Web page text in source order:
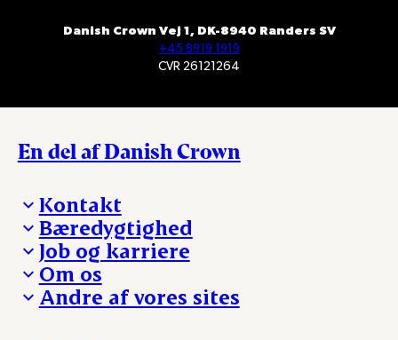
Danish Crown Vej 1, DK-8940 Randers SV
+45 8919 1919
CVR 26121264
En del af Danish Crown
Kontakt
Besøg Danish Crown
Presse og nyheder
Reklamationer
Whistleblower
Øvrige henvendelser
Bæredygtighed
Fra jord til bord
Hverdagen
Ansvarlighed og nøgletal
Job og karriere
Arbejd med os
Ledige stillinger
Om os
Hvem er vi
Andre af vores sites